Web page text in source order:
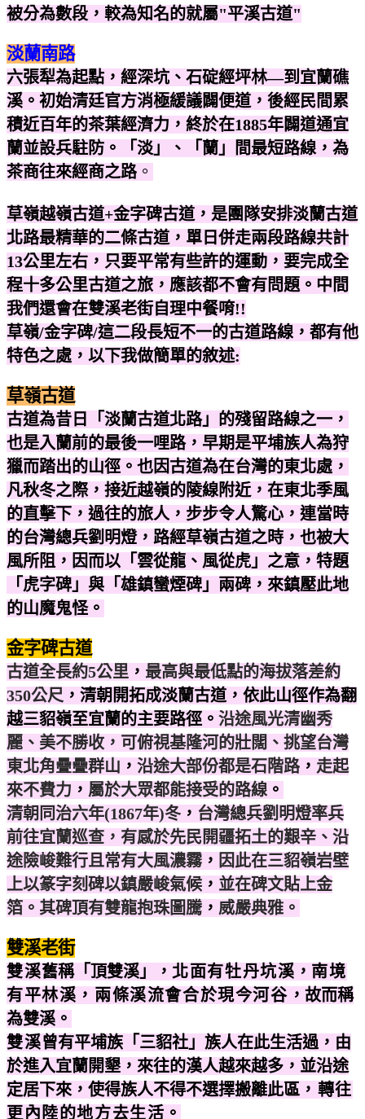
被分為數段，較為知名的就屬"平溪古道"
淡蘭南路
六張犁為起點，經深坑、石碇經坪林—到宜蘭礁
溪。初始清廷官方消極緩議闢便道，後經民間累
積近百年的茶葉經濟力，終於在1885年闢道通宜
蘭並設兵駐防。「淡」、「蘭」間最短路線，為
茶商往來經商之路 。
草嶺越嶺古道+金字碑古道，是團隊安排淡蘭古道
北路最精華的二條古道，單日併走兩段路線共計
13公里左右，只要平常有些許的運動，要完成全
程十多公里古道之旅，應該都不會有問題。中間
我們還會在雙溪老街自理中餐唷!!
草嶺/金字碑/這二段長短不一的古道路線 ，都有他
特色之處 ，以下我做簡單的敘述:
草嶺古道
古道為昔日「淡蘭古道北路」的殘留路線之一，
也是入蘭前的最後一哩路，早期是平埔族人為狩
獵而踏出的山徑。也因古道為在台灣的東北處 ，
凡秋冬之際，接近越嶺的陵線附近，在東北季風
的直擊下，過往的旅人，步步令人驚心 ，連當時
的台灣總兵劉明燈，路經草嶺古道之時，也被大
風所阻，因而以 「雲從龍、風從虎」之意 ，特題
「虎字碑」與「雄鎮蠻煙碑」兩碑 ，來鎮壓此地
的山魔鬼怪。
金字碑古道
古道全長約5公里 ， 最高與最低點的海拔落差約
350公尺 ， 清朝開拓成淡蘭古道 ， 依此山徑作為翻
越三貂嶺至宜蘭的主要路徑。 沿途風光清幽秀
麗、美不勝收，可俯視基隆河的壯闊、挑望台灣
東北角疊疊群山 ， 沿途大部份都是石階路 ， 走起
來不費力 ， 屬於大眾都能接受的路線 。
清朝同治六年(1867年)冬 ， 台灣總兵劉明燈率兵
前往宜蘭巡查，有感於先民開疆拓土的艱辛、沿
途險峻難行且常有大風濃霧 ， 因此在三貂嶺岩壁
上以篆字刻碑以鎮嚴峻氣候 ， 並在碑文貼上金
箔。其碑頂有雙龍抱珠圖騰 ， 威嚴典雅。
雙溪老街
雙溪舊稱「頂雙溪」 ， 北面有牡丹坑溪 ， 南境
有平林溪，兩條溪流會合於現今河谷 ，故而稱
為雙溪 。
雙溪曾有平埔族 「三貂社」族人在此生活過 ，由
於進入宜蘭開墾，來往的漢人越來越多，並沿途
定居下來，使得族人不得不選擇搬離此區 ，轉往
更內陸的地方去生活 。